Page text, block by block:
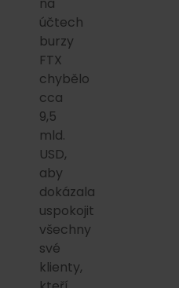
účtech
burzy
FTX
chybělo
cca
9,5
mld.
USD,
aby
dokázala
uspokojit
všechny
své
klienty,